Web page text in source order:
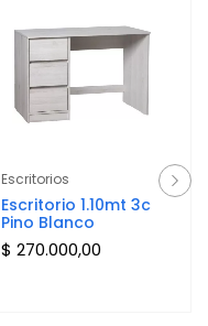
Escritorios
Escritorio 1.10mt 3c
Pino Blanco
$ 270.000,00